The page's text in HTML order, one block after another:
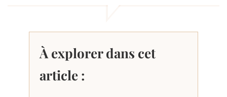
À explorer dans cet
article :